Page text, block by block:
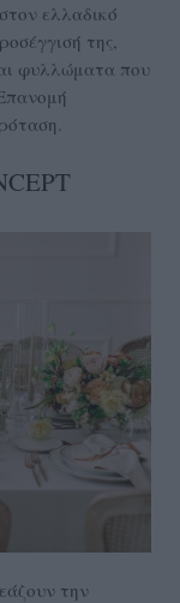
ελλαδικό
της,
φυλλώματα που
την